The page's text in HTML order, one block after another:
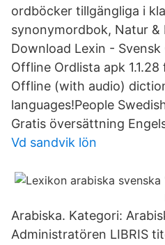
ordböcker tillgängliga i
synonymordbok, Natur &
Download Lexin -
Offline Ordlista apk
Offline (with audio)
languages!People
Gratis översättning
Vd sandvik lön
Arabiska. Kategori:
Administratören LIBRIS